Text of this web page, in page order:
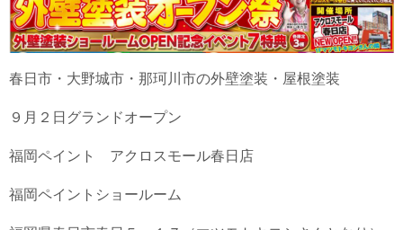
春日市・大野城市・那珂川市の外壁塗装・屋根塗装
９月２日グランドオープン
福岡ペイント アクロスモール春日店
福岡ペイントショールーム